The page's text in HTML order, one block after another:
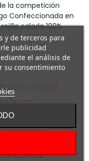
la competición
Confeccionada en
calada 100%
Oficial
inc.)
cómoda no está
increíble.
y de terceros para
publicidad
el análisis de
su consentimiento